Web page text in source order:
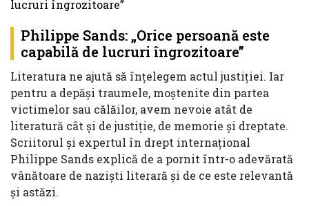
Philippe Sands: „Orice persoană este
capabilă de lucruri îngrozitoare”
Literatura ne ajută să înțelegem actul justiției. Iar
pentru a depăși traumele, moștenite din partea
victimelor sau călăilor, avem nevoie atât de
literatură cât și de justiție, de memorie și dreptate.
Scriitorul și expertul în drept internațional
Philippe Sands explică de a pornit într-o adevărată
vânătoare de naziști literară și de ce este relevantă
și astăzi.